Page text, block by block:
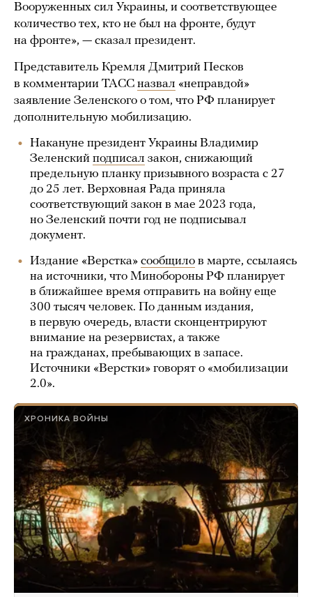
Вооруженных сил Украины, и соответствующее
количество тех, кто не был на фронте, будут
на фронте», — сказал президент.
Представитель Кремля Дмитрий Песков
в комментарии ТАСС назвал «неправдой»
заявление Зеленского о том, что РФ планирует
дополнительную мобилизацию.
Накануне президент Украины Владимир
Зеленский подписал закон, снижающий
предельную планку призывного возраста с 27
до 25 лет. Верховная Рада приняла
соответствующий закон в мае 2023 года,
но Зеленский почти год не подписывал
документ.
Издание «Верстка» сообщило в марте, ссылаясь
на источники, что Минобороны РФ планирует
в ближайшее время отправить на войну еще
300 тысяч человек. По данным издания,
в первую очередь, власти сконцентрируют
внимание на резервистах, а также
на гражданах, пребывающих в запасе.
Источники «Верстки» говорят о «мобилизации
2.0».
ХРОНИКА ВОЙНЫ